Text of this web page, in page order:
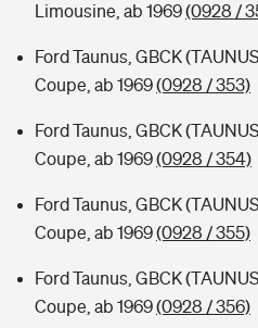
Limousine, ab 1969(0928 /
Ford Taunus, GBCK
Coupe, ab 1969(0928 / 353)
Ford Taunus, GBCK
Coupe, ab 1969(0928 / 354)
Ford Taunus, GBCK
Coupe, ab 1969(0928 / 355)
Ford Taunus, GBCK
Coupe, ab 1969(0928 / 356)